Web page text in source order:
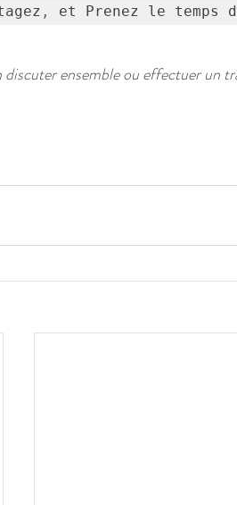
, et Prenez le temps
discuter ensemble ou effectuer un